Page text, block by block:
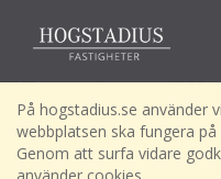
På hogstadius.se använder
webbplatsen ska fungera
Genom att surfa vidare